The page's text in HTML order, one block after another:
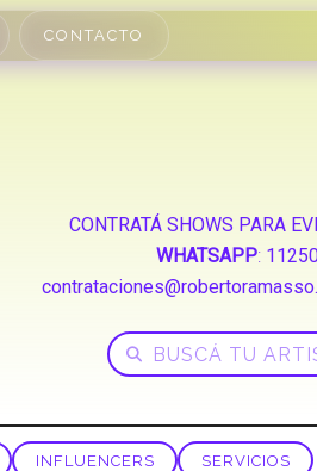
CONTACTO
CONTRATÁ SHOWS PARA
WHATSAPP:
INFLUENCERS SERVICIOS